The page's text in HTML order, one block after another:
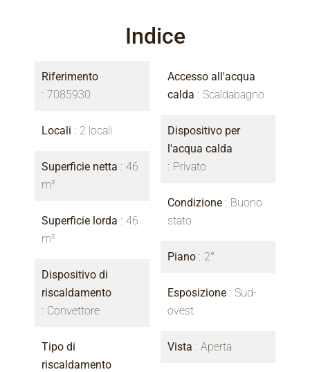
Indice
Riferimento
7085930
Locali 2 locali
Superficie netta
46
m²
Superficie lorda
46
m²
Dispositivo di
riscaldamento
Convettore
Tipo di
riscaldamento
Accesso all'acqua
calda
Scaldabagno
Dispositivo per
l'acqua calda
Privato
Condizione
Buono
stato
Piano 2°
Esposizione
Sud-
ovest
Vista Aperta